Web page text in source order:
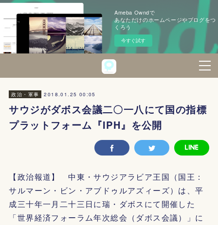
Ameba Owndで
あなただけのホームページやブログをつ
くろう
今すぐ試す
政治・軍事 2018.01.25 00:05
サウジがダボス会議二〇一八にて国の指標
プラットフォーム『IPH』を公開
【政治報道】 中東・サウジアラビア王国（国王：
サルマーン・ビン・アブドゥルアズィーズ）は、平
成三十年一月二十三日に瑞・ダボスにて開催した
「世界経済フォーラム年次総会（ダボス会議）」に